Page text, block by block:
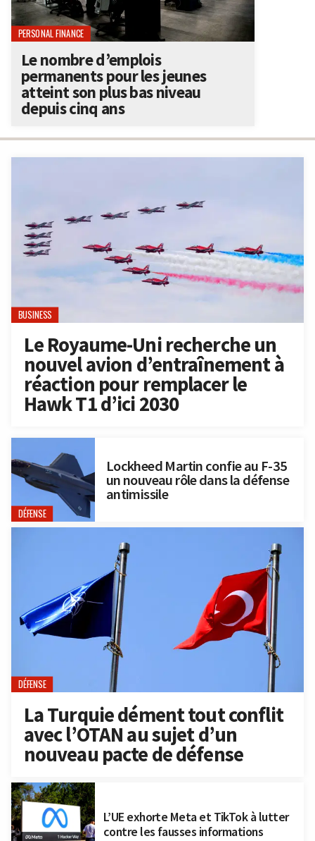
BUSINESS
Le Royaume-Uni recherche un
nouvel avion d’entraînement à
réaction pour remplacer le
Hawk T1 d’ici 2030
DÉFENSE
Lockheed Martin confie au F-35
un nouveau rôle dans la défense
antimissile
DÉFENSE
La Turquie dément tout conflit
avec l’OTAN au sujet d’un
nouveau pacte de défense
L’UE exhorte Meta et TikTok à lutter
contre les fausses informations
PERSONAL FINANCE
Le nombre d’emplois
permanents pour les jeunes
atteint son plus bas niveau
depuis cinq ans